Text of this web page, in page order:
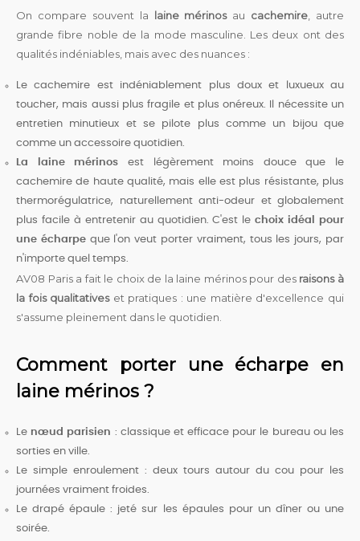
On compare souvent la laine mérinosau cachemire , autre
grande fibre noble de la mode masculine. Les deux ont des
qualités indéniables, mais avec des nuances :
Le cachemire est indéniablement plus doux et luxueux au
toucher, mais aussi plus fragile et plus onéreux. Il nécessite un
entretien minutieux et se pilote plus comme un bijou que
comme un accessoire quotidien.
La laine mérinos est légèrement moins douce que le
cachemire de haute qualité, mais elle est plus résistante, plus
thermorégulatrice, naturellement anti-odeur et globalement
plus facile à entretenir au quotidien. C'est lechoix idéal pour
une écharpeque l'on veut porter vraiment, tous les jours, par
n'importe quel temps.
AV08 Paris a fait le choix de la laine mérinos pour des raisons à
la fois qualitativeset pratiques : une matière d'excellence qui
s'assume pleinement dans le quotidien.
Comment porter une écharpe en
laine mérinos ?
Le nœud parisien : classique et efficace pour le bureau ou les
sorties en ville.
Le simple enroulement : deux tours autour du cou pour les
journées vraiment froides.
Le drapé épaule : jeté sur les épaules pour un dîner ou une
soirée.